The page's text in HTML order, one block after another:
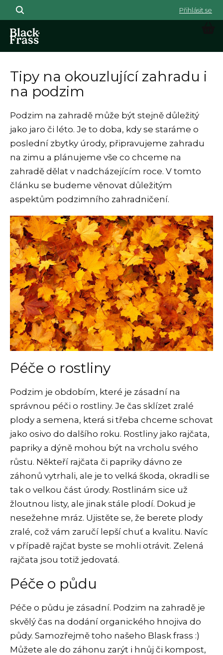
Přejít na obsah
Tipy na okouzlující zahradu i
na podzim
Podzim na zahradě může být stejně důležitý
jako jaro či léto. Je to doba, kdy se staráme o
poslední zbytky úrody, připravujeme zahradu
na zimu a plánujeme vše co chceme na
zahradě dělat v nadcházejícím roce. V tomto
článku se budeme věnovat důležitým
aspektům podzimního zahradničení.
Péče o rostliny
Podzim je obdobím, které je zásadní na
správnou péči o rostliny. Je čas sklízet zralé
plody a semena, která si třeba chceme schovat
jako osivo do dalšího roku. Rostliny jako rajčata,
papriky a dýně mohou být na vrcholu svého
růstu. Někteří rajčata či papriky dávno ze
záhonů vytrhali, ale je to velká škoda, okradli se
tak o velkou část úrody. Rostlinám sice už
žloutnou listy, ale jinak stále plodí. Dokud je
nesežehne mráz. Ujistěte se, že berete plody
zralé, což vám zaručí lepší chuť a kvalitu. Navíc
v případě rajčat byste se mohli otrávit. Zelená
rajčata jsou totiž jedovatá.
Péče o půdu
Péče o půdu je zásadní. Podzim na zahradě je
skvělý čas na dodání organického hnojiva do
půdy. Samozřejmě toho našeho Blask frass :)
Můžete ale do záhonu zarýt i hnůj či kompost,